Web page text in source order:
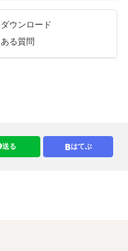
ウンロード
る質問
送る はてぶ